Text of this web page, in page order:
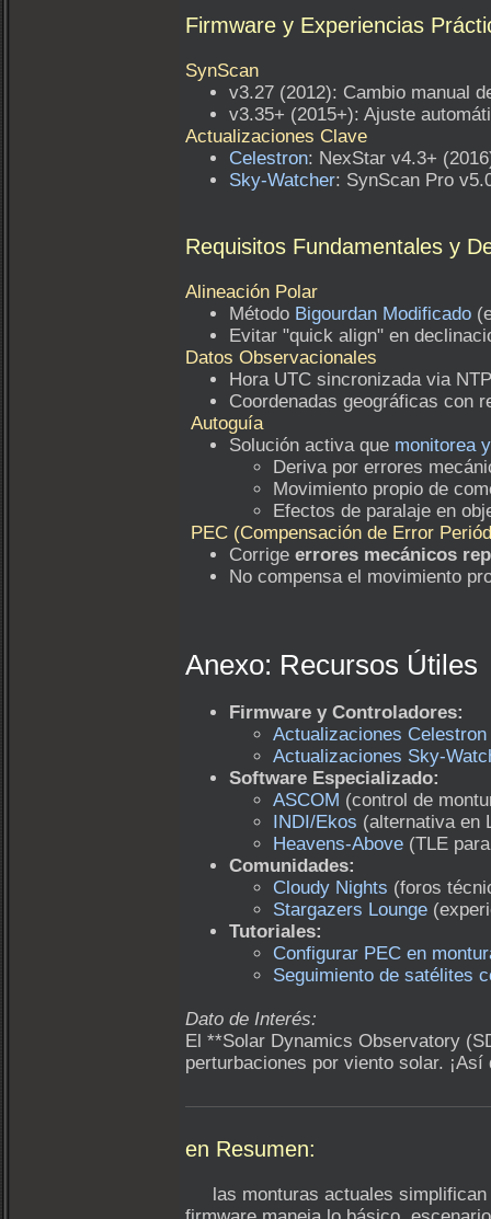
Firmware y Experiencias
SynScan
v3.27 (2012): Cambio manual
v3.35+ (2015+): Ajuste
Actualizaciones Clave
Celestron: NexStar v4.3+
Sky-Watcher: SynScan Pro
Requisitos Fundamentales y
Alineación Polar
Método Bigourdan Modificado
Evitar "quick align" en
Datos Observacionales
Hora UTC sincronizada via
Coordenadas geográficas con
Autoguía
Solución activa que monitorea
Deriva por errores
Movimiento propio de
Efectos de paralaje en
PEC (Compensación de Error
Corrige errores mecánicos
No compensa el movimiento
Anexo: Recursos Útiles
Firmware y Controladores:
Actualizaciones Celestron
Actualizaciones Sky-
Software Especializado:
ASCOM (control de
INDI/Ekos (alternativa en
Heavens-Above (TLE
Comunidades:
Cloudy Nights (foros
Stargazers Lounge
Tutoriales:
Configurar PEC en
Seguimiento de satélites
Dato de Interés:
El **Solar Dynamics Observatory
perturbaciones por viento solar.
en Resumen:
las monturas actuales simplifican